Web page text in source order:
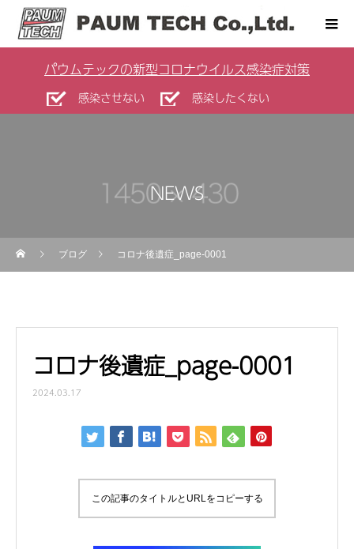
パウムテックの新型コロナウイルス感染症対策
感染させない 感染したくない
NEWS
ブログ コロナ後遺症_page-0001
コロナ後遺症_page-0001
2024.03.17
この記事のタイトルとURLをコピーする